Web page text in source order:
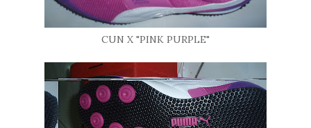
CUN X "PINK PURPLE"